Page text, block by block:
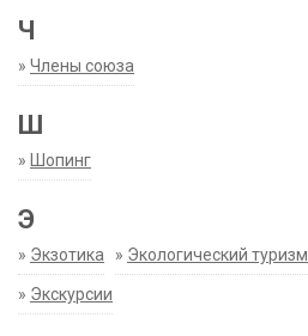
Ч
» Члены союза
Ш
» Шопинг
Э
» Экзотика » Экологический туризм
» Экскурсии